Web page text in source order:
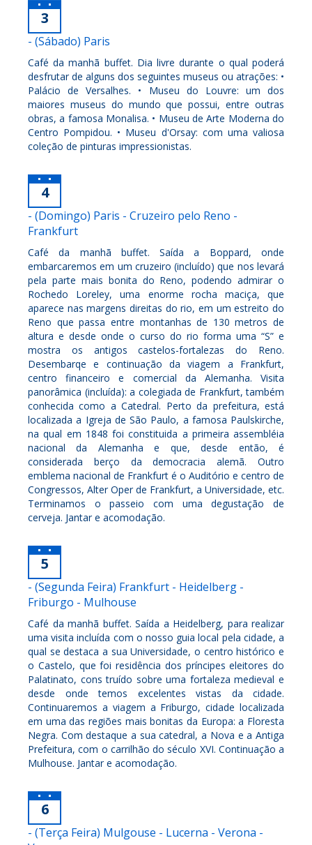
3
- (Sábado) Paris
Café da manhã buffet. Dia livre durante o qual poderá
desfrutar de alguns dos seguintes museus ou atrações: •
Palácio de Versalhes. • Museu do Louvre: um dos
maiores museus do mundo que possui, entre outras
obras, a famosa Monalisa. • Museu de Arte Moderna do
Centro Pompidou. • Museu d'Orsay: com uma valiosa
coleção de pinturas impressionistas.
4
- (Domingo) Paris - Cruzeiro pelo Reno -
Frankfurt
Café da manhã buffet. Saída a Boppard, onde
embarcaremos em um cruzeiro (incluído) que nos levará
pela parte mais bonita do Reno, podendo admirar o
Rochedo Loreley, uma enorme rocha maciça, que
aparece nas margens direitas do rio, em um estreito do
Reno que passa entre montanhas de 130 metros de
altura e desde onde o curso do rio forma uma “S” e
mostra os antigos castelos-fortalezas do Reno.
Desembarqe e continuação da viagem a Frankfurt,
centro financeiro e comercial da Alemanha. Visita
panorâmica (incluída): a colegiada de Frankfurt, também
conhecida como a Catedral. Perto da prefeitura, está
localizada a Igreja de São Paulo, a famosa Paulskirche,
na qual em 1848 foi constituida a primeira assembléia
nacional da Alemanha e que, desde então, é
considerada berço da democracia alemã. Outro
emblema nacional de Frankfurt é o Auditório e centro de
Congressos, Alter Oper de Frankfurt, a Universidade, etc.
Terminamos o passeio com uma degustação de
cerveja. Jantar e acomodação.
5
- (Segunda Feira) Frankfurt - Heidelberg -
Friburgo - Mulhouse
Café da manhã buffet. Saída a Heidelberg, para realizar
uma visita incluída com o nosso guia local pela cidade, a
qual se destaca a sua Universidade, o centro histórico e
o Castelo, que foi residência dos príncipes eleitores do
Palatinato, cons truído sobre uma fortaleza medieval e
desde onde temos excelentes vistas da cidade.
Continuaremos a viagem a Friburgo, cidade localizada
em uma das regiões mais bonitas da Europa: a Floresta
Negra. Com destaque a sua catedral, a Nova e a Antiga
Prefeitura, com o carrilhão do século XVI. Continuação a
Mulhouse. Jantar e acomodação.
6
- (Terça Feira) Mulgouse - Lucerna - Verona -